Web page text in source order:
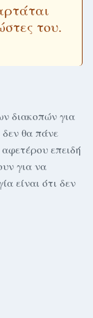
του.
διακοπών για
δεν θα πάνε
επειδή
για να
είναι ότι δεν